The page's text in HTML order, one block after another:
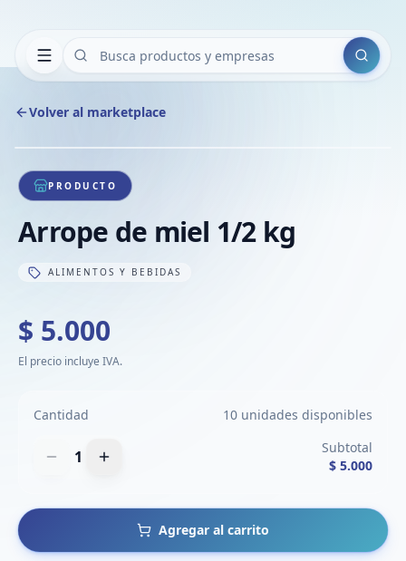
Buscar
Volver al marketplace
1/1
PRODUCTO
Arrope de miel 1/2 kg
ALIMENTOS Y BEBIDAS
$ 5.000
El precio incluye IVA.
Cantidad 10 unidades disponibles
1
Subtotal
$ 5.000
Agregar al carrito